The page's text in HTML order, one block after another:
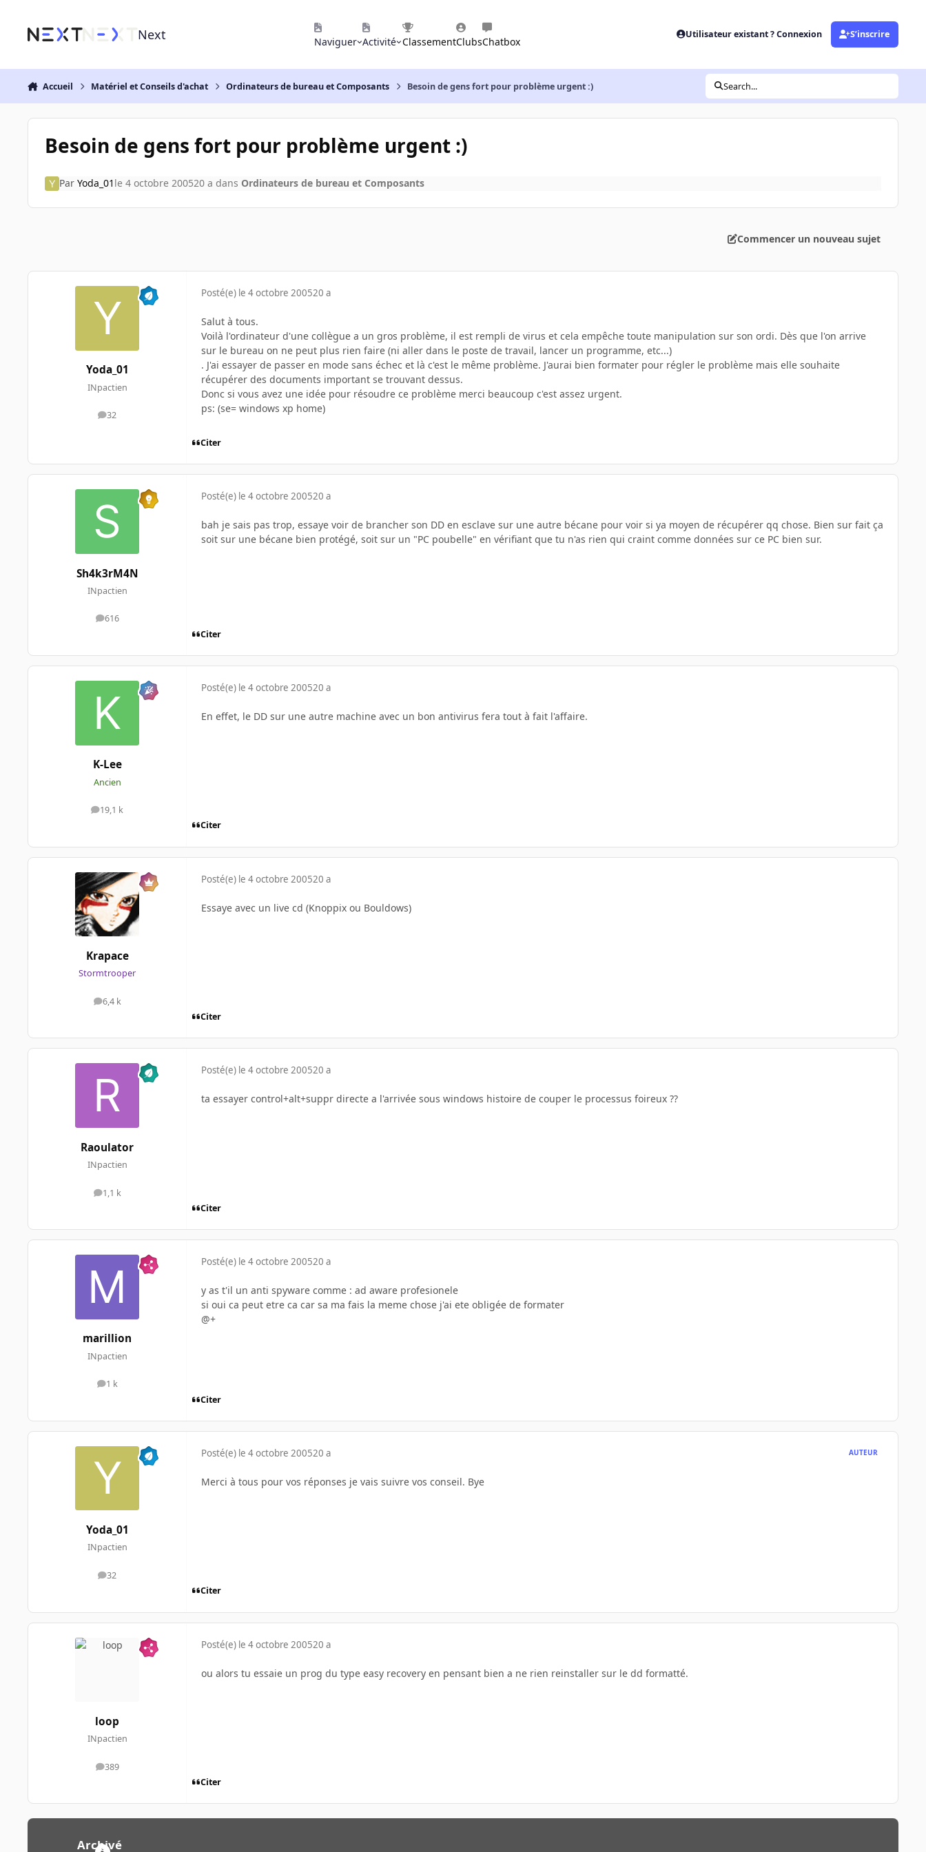
Next Naviguer Activité ClassementClubsChatbox
Utilisateur existant ? Connexion S’inscrire
Accueil Matériel et Conseils d'achat Ordinateurs de bureau et Composants Besoin de gens fort pour problème urgent :) Search...
Besoin de gens fort pour problème urgent :)
Par Yoda_01 le 4 octobre 200520 a dans Ordinateurs de bureau et Composants
Commencer un nouveau sujet
Yoda_01
INpactien
32
messages
Posté(e) le 4 octobre 200520 a
Salut à tous.
Voilà l'ordinateur d'une collègue a un gros problème, il est rempli de virus et cela empêche toute manipulation sur son ordi. Dès que l'on arrive
sur le bureau on ne peut plus rien faire (ni aller dans le poste de travail, lancer un programme, etc...)
. J'ai essayer de passer en mode sans échec et là c'est le même problème. J'aurai bien formater pour régler le problème mais elle souhaite
récupérer des documents important se trouvant dessus.
Donc si vous avez une idée pour résoudre ce problème merci beaucoup c'est assez urgent.
ps: (se= windows xp home)
Citer
Sh4k3rM4N
INpactien
616
messages
Posté(e) le 4 octobre 200520 a
bah je sais pas trop, essaye voir de brancher son DD en esclave sur une autre bécane pour voir si ya moyen de récupérer qq chose. Bien sur fait ça
soit sur une bécane bien protégé, soit sur un "PC poubelle" en vérifiant que tu n'as rien qui craint comme données sur ce PC bien sur.
Citer
K-Lee
Ancien
19,1 k
messages
Posté(e) le 4 octobre 200520 a
En effet, le DD sur une autre machine avec un bon antivirus fera tout à fait l'affaire.
Citer
Krapace
Stormtrooper
6,4 k
messages
Posté(e) le 4 octobre 200520 a
Essaye avec un live cd (Knoppix ou Bouldows)
Citer
Raoulator
INpactien
1,1 k
messages
Posté(e) le 4 octobre 200520 a
ta essayer control+alt+suppr directe a l'arrivée sous windows histoire de couper le processus foireux ??
Citer
marillion
INpactien
1 k
messages
Posté(e) le 4 octobre 200520 a
y as t'il un anti spyware comme : ad aware profesionele
si oui ca peut etre ca car sa ma fais la meme chose j'ai ete obligée de formater
@+
Citer
Yoda_01
INpactien
32
messages
Posté(e) le 4 octobre 200520 a AUTEUR
Merci à tous pour vos réponses je vais suivre vos conseil. Bye
Citer
loop
INpactien
389
messages
Posté(e) le 4 octobre 200520 a
ou alors tu essaie un prog du type easy recovery en pensant bien a ne rien reinstaller sur le dd formatté.
Citer
Archivé